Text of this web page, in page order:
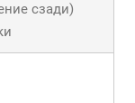
сзади)